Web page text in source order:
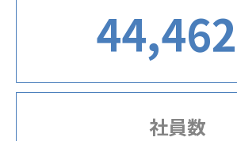
44,462
社員数